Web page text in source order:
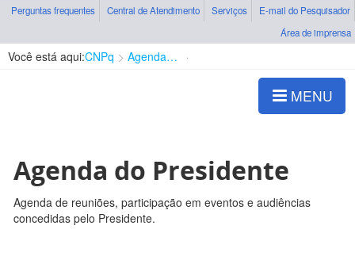
Perguntas frequentes Central de Atendimento Serviços
E-mail do Pesquisador
Área de imprensa
Você está aqui:CNPq Agenda de autoridades
MENU
Agenda do Presidente
Agenda de reuniões, participação em eventos e audiências
concedidas pelo Presidente.